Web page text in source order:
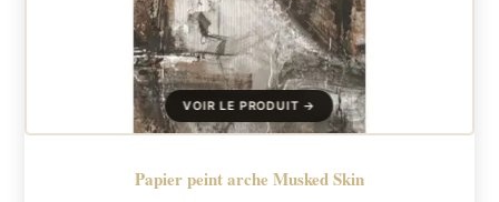
Papier peint arche Musked Skin